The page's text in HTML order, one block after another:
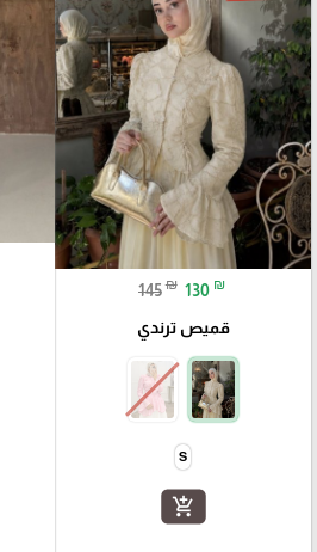
145 ₪ 130 ₪
قميص ترندي
S
add_shopping_cart